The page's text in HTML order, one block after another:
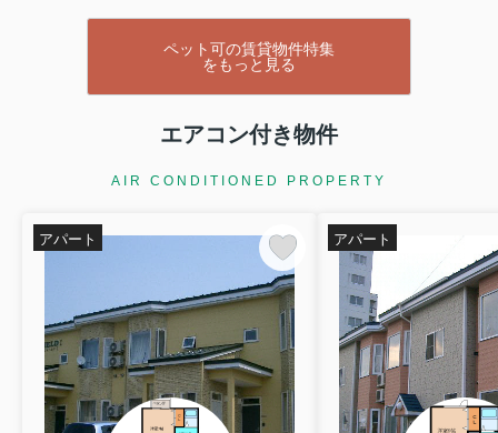
ペット可の賃貸物件特集
をもっと見る
エアコン付き物件
AIR CONDITIONED PROPERTY
アパート アパート